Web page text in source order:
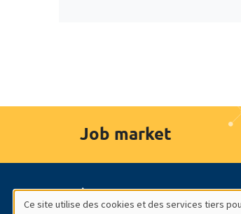
Job market
À propos Nos engagements
Ce site utilise des cookies et des services tiers